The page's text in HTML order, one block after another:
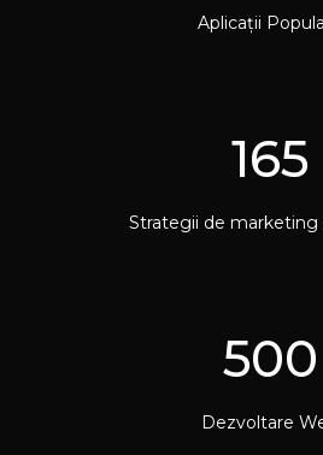
Aplicații
165
Strategii de marketing
500
Dezvoltare